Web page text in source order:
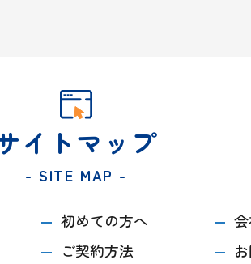
イトマップ
- SITE MAP -
初めての方へ
ご契約方法